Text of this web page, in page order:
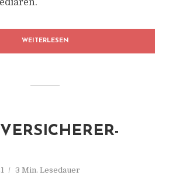
WEITERLESEN
3 Min. Lesedauer